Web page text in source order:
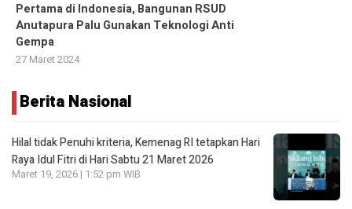
Pertama di Indonesia, Bangunan RSUD
Anutapura Palu Gunakan Teknologi Anti
Gempa
27 Maret 2024
Berita Nasional
Hilal tidak Penuhi kriteria, Kemenag RI tetapkan Hari
Raya Idul Fitri di Hari Sabtu 21 Maret 2026
Maret 19, 2026 | 1:52 pm WIB